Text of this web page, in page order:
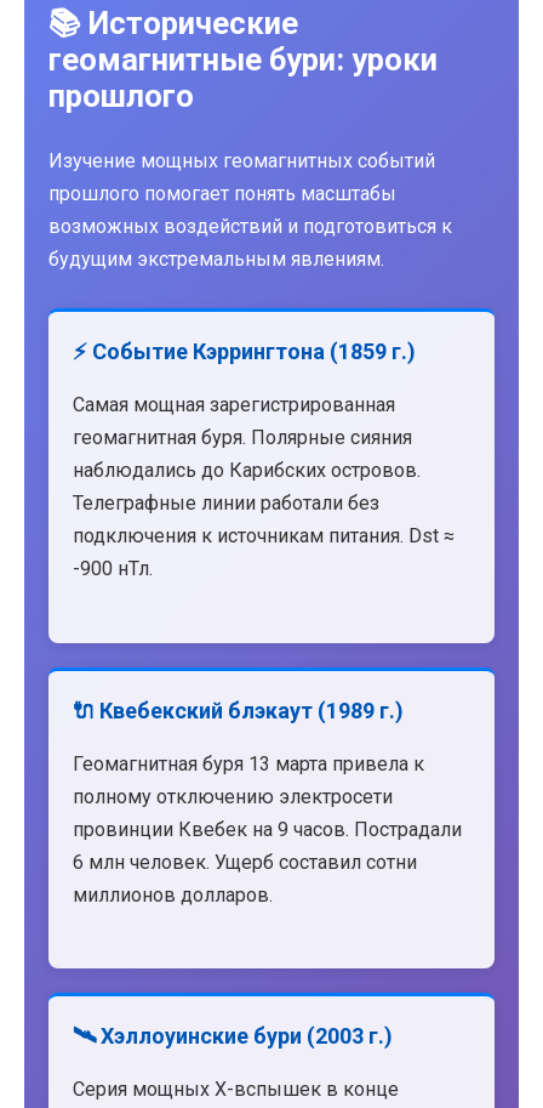
📚 Исторические
геомагнитные бури: уроки
прошлого
Изучение мощных геомагнитных событий
прошлого помогает понять масштабы
возможных воздействий и подготовиться к
будущим экстремальным явлениям.
⚡ Событие Кэррингтона (1859 г.)
Самая мощная зарегистрированная
геомагнитная буря. Полярные сияния
наблюдались до Карибских островов.
Телеграфные линии работали без
подключения к источникам питания. Dst ≈
-900 нТл.
🔌 Квебекский блэкаут (1989 г.)
Геомагнитная буря 13 марта привела к
полному отключению электросети
провинции Квебек на 9 часов. Пострадали
6 млн человек. Ущерб составил сотни
миллионов долларов.
🛰️ Хэллоуинские бури (2003 г.)
Серия мощных X-вспышек в конце